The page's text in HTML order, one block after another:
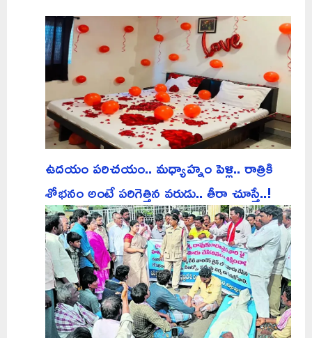
ఉదయం పరిచయం.. మధ్యాహ్నం పెళ్లి.. రాత్రికి
శోభనం అంటే పరిగెత్తిన వరుడు.. తీరా చూస్తే..!